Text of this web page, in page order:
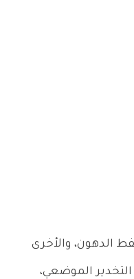
الدهون، والأخرى
الموضعي،